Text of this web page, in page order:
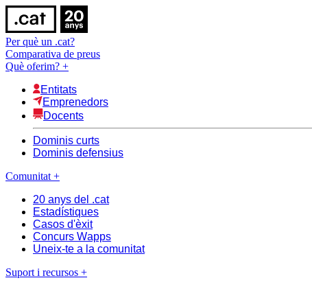
Per què un .cat?
Comparativa de preus
Què oferim? +
Entitats
Emprenedors
Docents
Dominis curts
Dominis defensius
Comunitat +
20 anys del .cat
Estadístiques
Casos d'èxit
Concurs Wapps
Uneix-te a la comunitat
Suport i recursos +